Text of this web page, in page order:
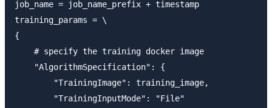
job_name = job_name_prefix + timestamp
training_params = \
{
    # specify the training docker image
    "AlgorithmSpecification": {
        "TrainingImage": training_image,
        "TrainingInputMode": "File"